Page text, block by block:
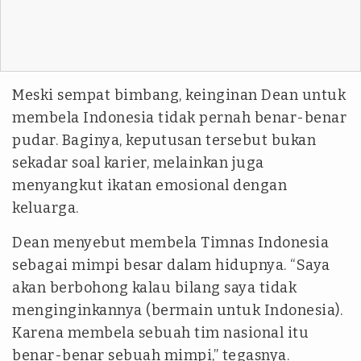
Meski sempat bimbang, keinginan Dean untuk
membela Indonesia tidak pernah benar-benar
pudar. Baginya, keputusan tersebut bukan
sekadar soal karier, melainkan juga
menyangkut ikatan emosional dengan
keluarga.
Dean menyebut membela Timnas Indonesia
sebagai mimpi besar dalam hidupnya. “Saya
akan berbohong kalau bilang saya tidak
menginginkannya (bermain untuk Indonesia).
Karena membela sebuah tim nasional itu
benar-benar sebuah mimpi,” tegasnya.